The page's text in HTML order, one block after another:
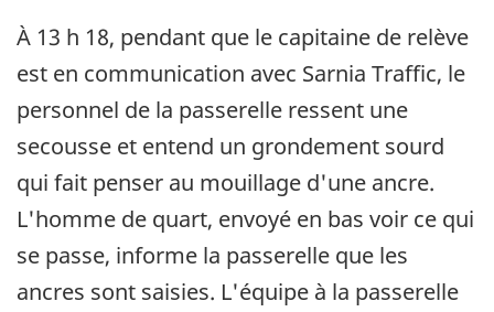
À 13 h 18, pendant que le capitaine de relève
est en communication avec Sarnia Traffic, le
personnel de la passerelle ressent une
secousse et entend un grondement sourd
qui fait penser au mouillage d'une ancre.
L'homme de quart, envoyé en bas voir ce qui
se passe, informe la passerelle que les
ancres sont saisies. L'équipe à la passerelle